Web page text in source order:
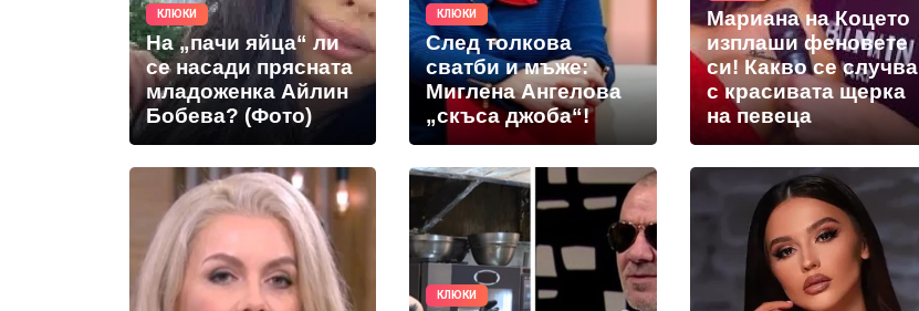
КЛЮКИ
На „пачи яйца“ ли
се насади прясната
младоженка Айлин
Бобева? (Фото)
КЛЮКИ
След толкова
сватби и мъже:
Миглена Ангелова
„скъса джоба“!
Мариана на Коцето
изплаши феновете
си! Какво се случва
с красивата щерка
на певеца
КЛЮКИ